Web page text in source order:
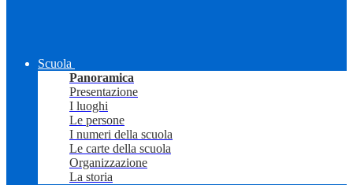
Scuola
Panoramica
Presentazione
I luoghi
Le persone
I numeri della scuola
Le carte della scuola
Organizzazione
La storia